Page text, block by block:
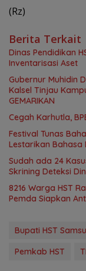
(Rz)
Berita Terkait
Dinas Pendidikan
Inventarisasi Aset
Gubernur Muhidin
Kalsel Tinjau
GEMARIKAN
Cegah Karhutla,
Festival Tunas
Lestarikan Bahasa
Sudah ada 24
Skrining Deteksi
8216 Warga HST
Pemda Siapkan
Bupati HST
Pemkab HST